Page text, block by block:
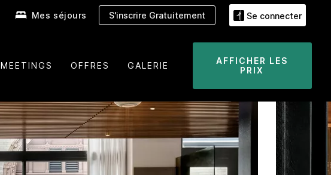
Mes séjours S'inscrire Gratuitement Se connecter
MEETINGS OFFRES GALERIE
AFFICHER LES
PRIX